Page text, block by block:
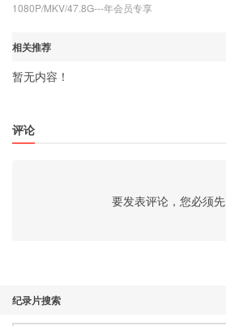
1080P/MKV/47.8G---年会员专享
相关推荐
暂无内容！
评论
要发表评论，您必须先
纪录片搜索